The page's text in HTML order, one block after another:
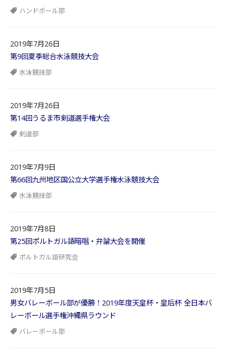
ハンドボール部
2019年7月26日
第9回夏季総合水泳競技大会
水泳競技部
2019年7月26日
第14回うるま市剣道選手権大会
剣道部
2019年7月9日
第66回九州地区国公立大学選手権水泳競技大会
水泳競技部
2019年7月8日
第25回ポルトガル語暗唱・弁論大会を開催
ポルトガル語研究会
2019年7月5日
男女バレーボール部が優勝！2019年度天皇杯・皇后杯 全日本バ
レーボール選手権沖縄県ラウンド
バレーボール部